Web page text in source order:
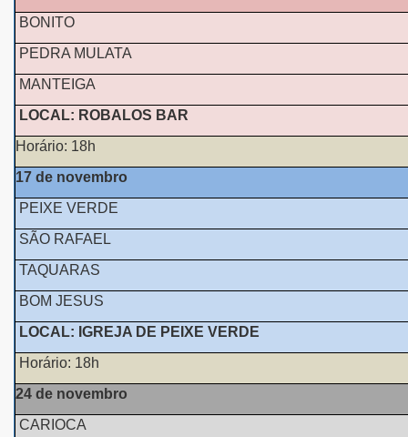
BONITO
PEDRA MULATA
MANTEIGA
LOCAL: ROBALOS BAR
Horário: 18h
17 de novembro
PEIXE VERDE
SÃO RAFAEL
TAQUARAS
BOM JESUS
LOCAL: IGREJA DE PEIXE VERDE
Horário: 18h
24 de novembro
CARIOCA